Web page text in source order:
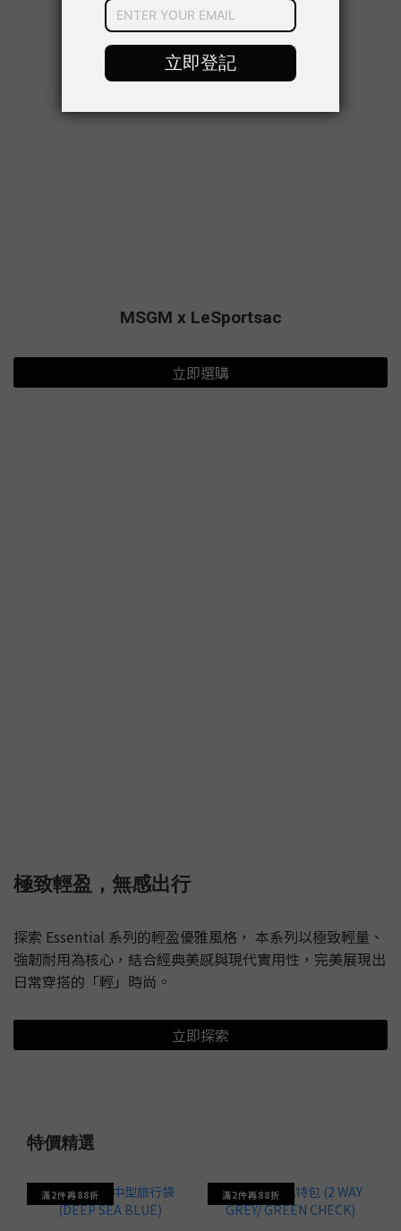
MSGM x LeSportsac
立即選購
極致輕盈，無感出行
探索 Essential 系列的輕盈優雅風格， 本系列以極致輕量、
強韌耐用為核心，結合經典美感與現代實用性，完美展現出
日常穿搭的「輕」時尚。
立即探索
特價精選
滿2件再88折 滿2件再88折